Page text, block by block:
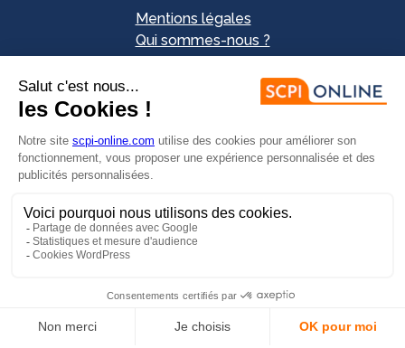
Mentions légales
Qui sommes-nous ?
Plan du site
Contact
Envie d'investir ?
FAIRE UNE SIMULATION
PRENDRE RDV EN LIGNE